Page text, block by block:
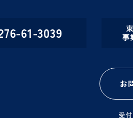
61-3039
事
お
受